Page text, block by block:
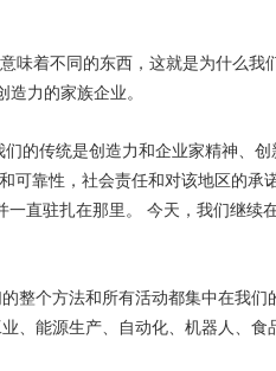
味着不同的东西，这就是为什么我
造力的家族企业。
的传统是创造力和企业家精神、创
可靠性，社会责任和对该地区的承
一直驻扎在那里。 今天，我们继续
整个方法和所有活动都集中在我们
、能源生产、自动化、机器人、食